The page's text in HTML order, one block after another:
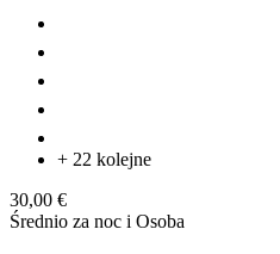
+ 22 kolejne
30,00 €
Średnio za noc i Osoba